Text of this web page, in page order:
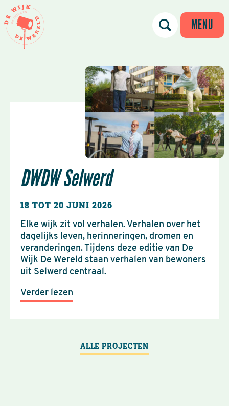
MENU
DWDW Selwerd
18 TOT 20 JUNI 2026
Elke wijk zit vol verhalen. Verhalen over het
dagelijks leven, herinneringen, dromen en
veranderingen. Tijdens deze editie van De
Wijk De Wereld staan verhalen van bewoners
uit Selwerd centraal.
Verder lezen
ALLE PROJECTEN